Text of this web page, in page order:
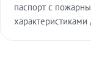
паспорт с
характеристиками